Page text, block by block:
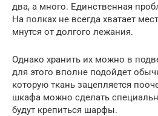
два, а много. Единственная
На полках не всегда хватает
мнутся от долгого лежания.
Однако хранить их можно в
для этого вполне подойдет
которую ткань зацепляется
шкафа можно сделать
будут крепиться шарфы.